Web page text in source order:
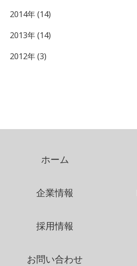
2014年 (14)
2013年 (14)
2012年 (3)
ホーム
企業情報
採用情報
お問い合わせ